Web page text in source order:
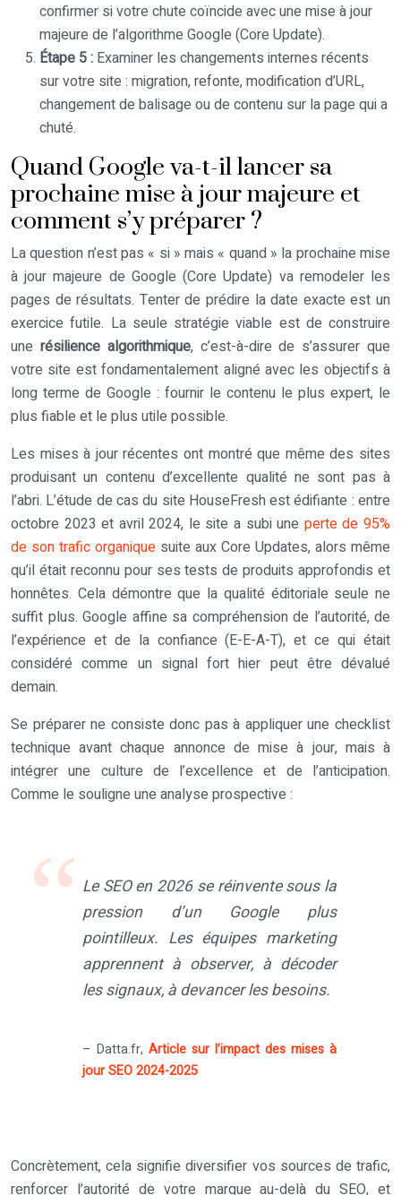
confirmer si votre chute coïncide avec une mise à jour
majeure de l’algorithme Google (Core Update).
Étape 5 : Examiner les changements internes récents
sur votre site : migration, refonte, modification d’URL,
changement de balisage ou de contenu sur la page qui a
chuté.
Quand Google va-t-il lancer sa
prochaine mise à jour majeure et
comment s’y préparer ?
La question n’est pas « si » mais « quand » la prochaine mise
à jour majeure de Google (Core Update) va remodeler les
pages de résultats. Tenter de prédire la date exacte est un
exercice futile. La seule stratégie viable est de construire
une résilience algorithmique, c’est-à-dire de s’assurer que
votre site est fondamentalement aligné avec les objectifs à
long terme de Google : fournir le contenu le plus expert, le
plus fiable et le plus utile possible.
Les mises à jour récentes ont montré que même des sites
produisant un contenu d’excellente qualité ne sont pas à
l’abri. L’étude de cas du site HouseFresh est édifiante : entre
octobre 2023 et avril 2024, le site a subi une perte de 95%
de son trafic organique suite aux Core Updates, alors même
qu’il était reconnu pour ses tests de produits approfondis et
honnêtes. Cela démontre que la qualité éditoriale seule ne
suffit plus. Google affine sa compréhension de l’autorité, de
l’expérience et de la confiance (E-E-A-T), et ce qui était
considéré comme un signal fort hier peut être dévalué
demain.
Se préparer ne consiste donc pas à appliquer une checklist
technique avant chaque annonce de mise à jour, mais à
intégrer une culture de l’excellence et de l’anticipation.
Comme le souligne une analyse prospective :
Le SEO en 2026 se réinvente sous la
pression d’un Google plus
pointilleux. Les équipes marketing
apprennent à observer, à décoder
les signaux, à devancer les besoins.
– Datta.fr, Article sur l’impact des mises à
jour SEO 2024-2025
Concrètement, cela signifie diversifier vos sources de trafic,
renforcer l’autorité de votre marque au-delà du SEO, et